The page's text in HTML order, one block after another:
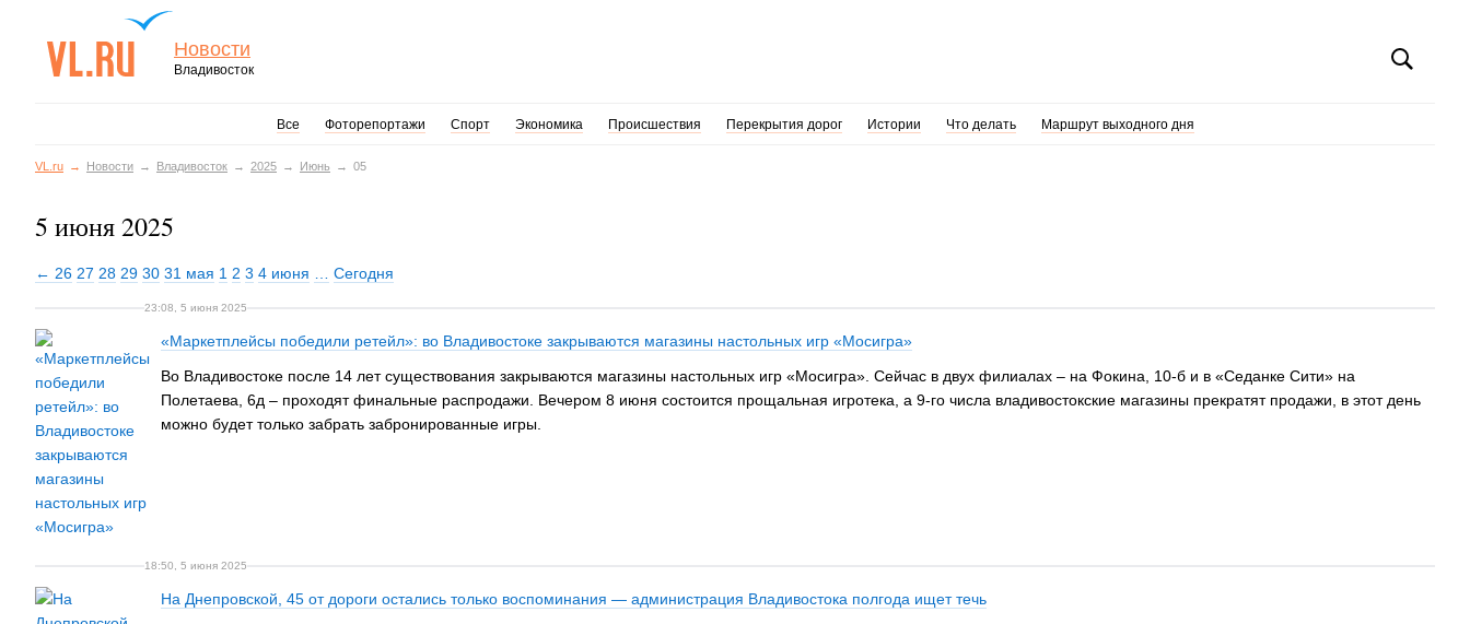
Новости
Владивосток
Все Фоторепортажи Спорт Экономика Происшествия Перекрытия дорог Истории Что делать Маршрут выходного дня
VL.ru Новости Владивосток 2025 Июнь 05
5 июня 2025
← 26 27 28 29 30 31 мая 1 2 3 4 июня Сегодня
23:08, 5 июня 2025
«Маркетплейсы победили ретейл»: во Владивостоке закрываются магазины настольных игр «Мосигра»
Во Владивостоке после 14 лет существования закрываются магазины настольных игр «Мосигра». Сейчас в двух филиалах – на Фокина, 10-б и в «Седанке Сити» на
Полетаева, 6д – проходят финальные распродажи. Вечером 8 июня состоится прощальная игротека, а 9-го числа владивостокские магазины прекратят продажи, в этот день
можно будет только забрать забронированные игры.
18:50, 5 июня 2025
На Днепровской, 45 от дороги остались только воспоминания — администрация Владивостока полгода ищет течь